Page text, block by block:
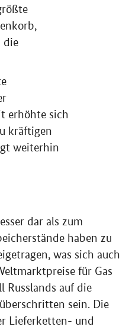
die
erhöhte sich
kräftigen
weiterhin
dar als zum
haben zu
was sich auch
für Gas
Russlands auf die
sein. Die
Lieferketten- und